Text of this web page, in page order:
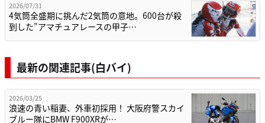
2026/07/31
4気筒全盛期に挑んだ2気筒の意地。600台が殺
到した”アマチュアレースの甲子…
最新の関連記事(白バイ)
2026/03/25
浪速の青い稲妻、外車初採用！ 大阪府警スカイ
ブルー隊にBMW F900XRが…